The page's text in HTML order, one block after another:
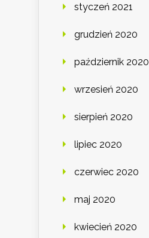
styczeń 2021
grudzień 2020
październik 2020
wrzesień 2020
sierpień 2020
lipiec 2020
czerwiec 2020
maj 2020
kwiecień 2020